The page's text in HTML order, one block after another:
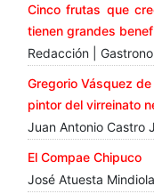
Cinco frutas que
tienen grandes
Redacción |
Gregorio Vásquez
pintor del virreinato
Juan Antonio Castro
El Compae Chipuco
José Atuesta